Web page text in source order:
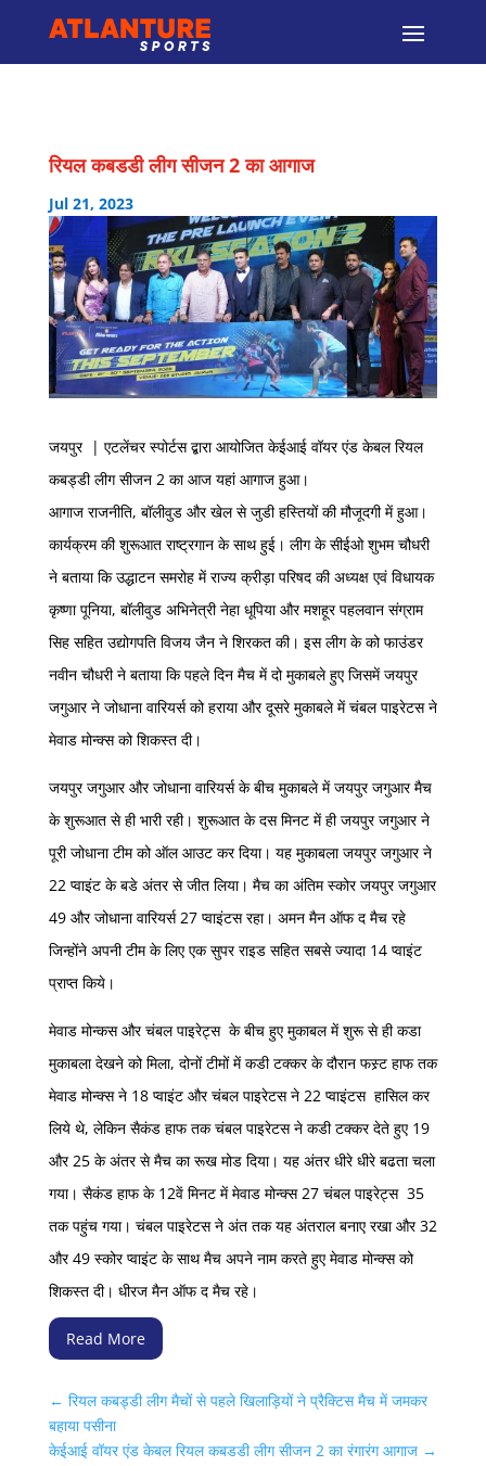
रियल कबडडी लीग सीजन 2 का आगाज
Jul 21, 2023
जयपुर | एटलेंचर स्पोर्टस द्बारा आयोजित केईआई वॉयर एंड केबल रियल
कबड्डी लीग सीजन 2 का आज यहां आगाज हुआ।
आगाज राजनीति, बॉलीवुड और खेल से जुडी हस्तियों की मौजूदगी में हुआ।
कार्यक्रम की शुरूआत राष्ट्रगान के साथ हुई। लीग के सीईओ शुभम चौधरी
ने बताया कि उद्धाटन समरोह में राज्य क्रीड़ा परिषद की अध्यक्ष एवं विधायक
कृष्णा पूनिया, बॉलीवुड अभिनेत्री नेहा धूपिया और मशहूर पहलवान संग्राम
सिह सहित उद्योगपति विजय जैन ने शिरकत की। इस लीग के को फाउंडर
नवीन चौधरी ने बताया कि पहले दिन मैच में दो मुकाबले हुए जिसमें जयपुर
जगुआर ने जोधाना वारियर्स को हराया और दूसरे मुकाबले में चंबल पाइरेटस ने
मेवाड मोन्क्स को शिकस्त दी।
जयपुर जगुआर और जोधाना वारियर्स के बीच मुकाबले में जयपुर जगुआर मैच
के शुरूआत से ही भारी रही। शुरूआत के दस मिनट में ही जयपुर जगुआर ने
पूरी जोधाना टीम को ऑल आउट कर दिया। यह मुकाबला जयपुर जगुआर ने
22 प्वाइंट के बडे अंतर से जीत लिया। मैच का अंतिम स्कोर जयपुर जगुआर
49 और जोधाना वारियर्स 27 प्वाइंटस रहा। अमन मैन ऑफ द मैच रहे
जिन्होंने अपनी टीम के लिए एक सुपर राइड सहित सबसे ज्यादा 14 प्वाइंट
प्राप्त किये।
मेवाड मोन्कस और चंबल पाइरेट्स के बीच हुए मुकाबल में शुरू से ही कडा
मुकाबला देखने को मिला, दोनों टीमों में कडी टक्कर के दौरान फस्र्ट हाफ तक
मेवाड मोन्क्स ने 18 प्वाइंट और चंबल पाइरेटस ने 22 प्वाइंटस हासिल कर
लिये थे, लेकिन सैकंड हाफ तक चंबल पाइरेटस ने कडी टक्कर देते हुए 19
और 25 के अंतर से मैच का रूख मोड दिया। यह अंतर धीरे धीरे बढता चला
गया। सैकंड हाफ के 12वें मिनट में मेवाड मोन्क्स 27 चंबल पाइरेट्स 35
तक पहुंच गया। चंबल पाइरेटस ने अंत तक यह अंतराल बनाए रखा और 32
और 49 स्कोर प्वाइंट के साथ मैच अपने नाम करते हुए मेवाड मोन्क्स को
शिकस्त दी। धीरज मैन ऑफ द मैच रहे।
Read More
← रियल कबड्डी लीग मैचों से पहले खिलाड़ियों ने प्रैक्टिस मैच में जमकर
बहाया पसीना
केईआई वॉयर एंड केबल रियल कबडडी लीग सीजन 2 का रंगारंग आगाज →